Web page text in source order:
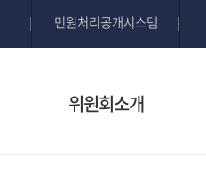
민원처리공개시스템
위원회소개